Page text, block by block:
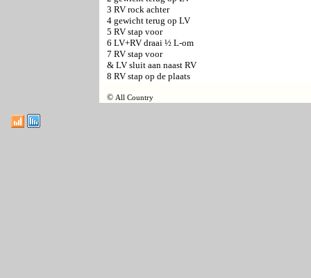
3 RV rock achter
4 gewicht terug op LV
5 RV stap voor
6 LV+RV draai ½ L-om
7 RV stap voor
& LV sluit aan naast RV
8 RV stap op de plaats
© All Country